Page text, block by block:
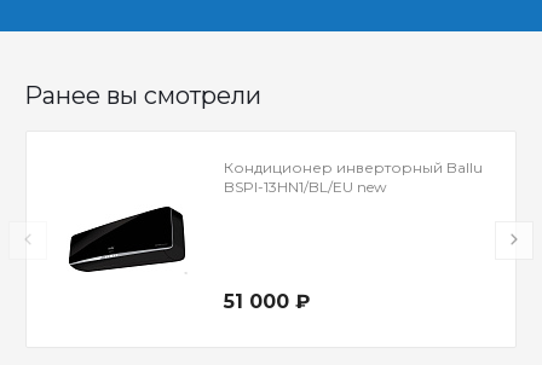
Ранее вы смотрели
Кондиционер инверторный Ballu
BSPI-13HN1/BL/EU new
51 000 ₽